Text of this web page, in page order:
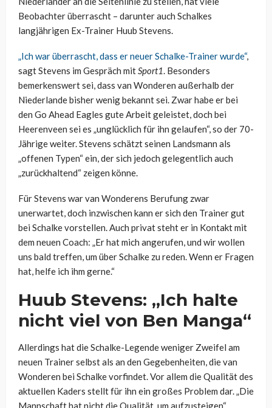
Beobachter überrascht – darunter auch Schalkes
langjährigen Ex-Trainer Huub Stevens.
„Ich war überrascht, dass er neuer Schalke-Trainer wurde“,
sagt Stevens im Gespräch mitSport1. Besonders
bemerkenswert sei, dass van Wonderen außerhalb der
Niederlande bisher wenig bekannt sei. Zwar habe er bei
den Go Ahead Eagles gute Arbeit geleistet, doch bei
Heerenveen sei es „unglücklich für ihn gelaufen“, so der 70-
Jährige weiter. Stevens schätzt seinen Landsmann als
„offenen Typen“ ein, der sich jedoch gelegentlich auch
„zurückhaltend“ zeigen könne.
Für Stevens war van Wonderens Berufung zwar
unerwartet, doch inzwischen kann er sich den Trainer gut
bei Schalke vorstellen. Auch privat steht er in Kontakt mit
dem neuen Coach: „Er hat mich angerufen, und wir wollen
uns bald treffen, um über Schalke zu reden. Wenn er Fragen
hat, helfe ich ihm gerne.“
Huub Stevens: „Ich halte
nicht viel von Ben Manga“
Allerdings hat die Schalke-Legende weniger Zweifel am
neuen Trainer selbst als an den Gegebenheiten, die van
Wonderen bei Schalke vorfindet. Vor allem die Qualität des
aktuellen Kaders stellt für ihn ein großes Problem dar. „Die
Mannschaft hat nicht die Qualität, um aufzusteigen“,